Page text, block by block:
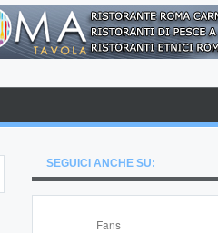
SEGUICI ANCHE SU:
Fans